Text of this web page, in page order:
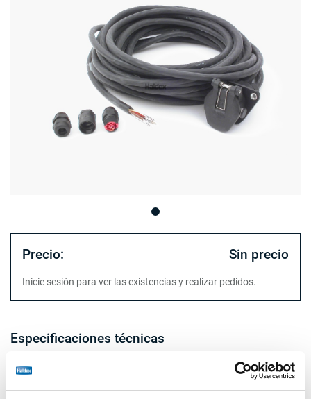
Precio: Sin precio
Inicie sesión para ver las existencias y realizar pedidos.
Especificaciones técnicas
tipo cable de alimentación